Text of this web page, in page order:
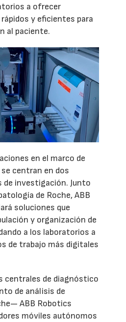
a ofrecer
y eficientes para
al paciente.
en el marco de
centran en dos
investigación. Junto
de Roche, ABB
soluciones que
y organización de
a los laboratorios a
de trabajo más digitales
centrales de diagnóstico
de análisis de
ABB Robotics
móviles autónomos